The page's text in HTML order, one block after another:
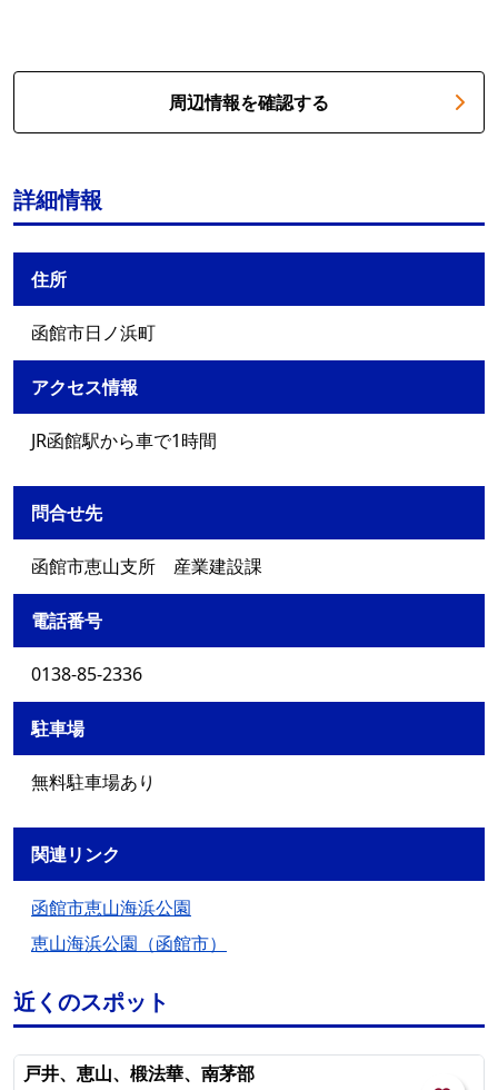
周辺情報を確認する
詳細情報
住所
函館市日ノ浜町
アクセス情報
JR函館駅から車で1時間
問合せ先
函館市恵山支所 産業建設課
電話番号
0138-85-2336
駐車場
無料駐車場あり
関連リンク
函館市恵山海浜公園
恵山海浜公園（函館市）
近くのスポット
戸井、恵山、椴法華、南茅部